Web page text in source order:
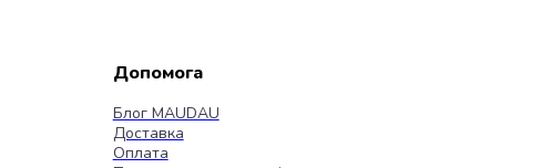
Допомога
Блог MAUDAU
Доставка
Оплата